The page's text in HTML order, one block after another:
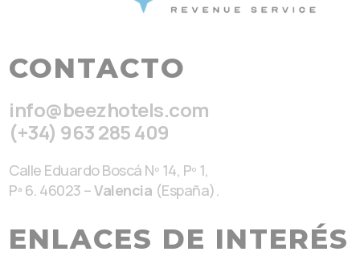
CONTACTO
info@beezhotels.com
(+34) 963 285 409
Calle Eduardo Boscá Nº 14, Pº 1,
Pª 6. 46023 –Valencia (España).
ENLACES DE INTERÉS